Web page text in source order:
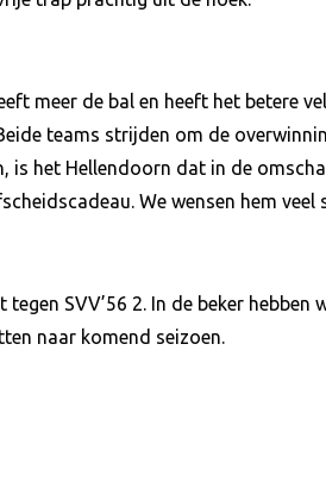
meer de bal en heeft het betere
teams strijden om de
het Hellendoorn dat in de
We wensen hem
SVV’56 2. In de beker hebben
naar komend seizoen.